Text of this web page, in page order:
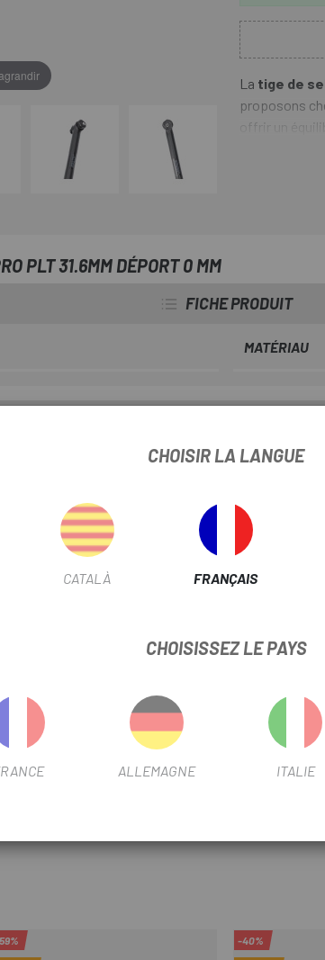
La tige de
proposons
offrir un
cyclistes
PLT 31.6MM DÉPORT 0 MM
FICHE PRODUIT
MATÉRIAU
du système de fixation fiable « Patent », le PRO
PRO .
-40%
CHOISIR LA LANGUE
CATALÀ FRANÇAIS
CHOISISSEZ LE PAYS
ALLEMAGNE ITALIE